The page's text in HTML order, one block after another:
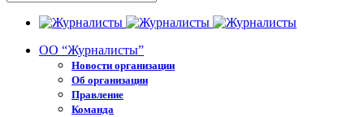
ОО “Журналисты”
Новости организации
Об организации
Правление
Команда